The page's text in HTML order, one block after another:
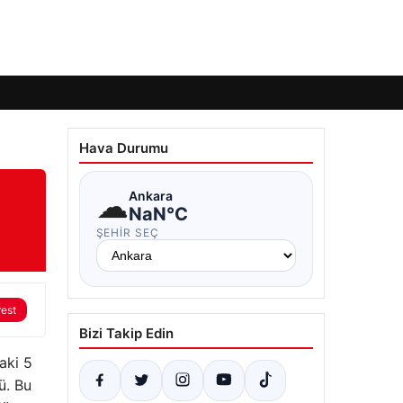
5
Bu
Hava Durumu
☁Ankara
NaN°C
ŞEHIR SEÇ
Bizi Takip Edin